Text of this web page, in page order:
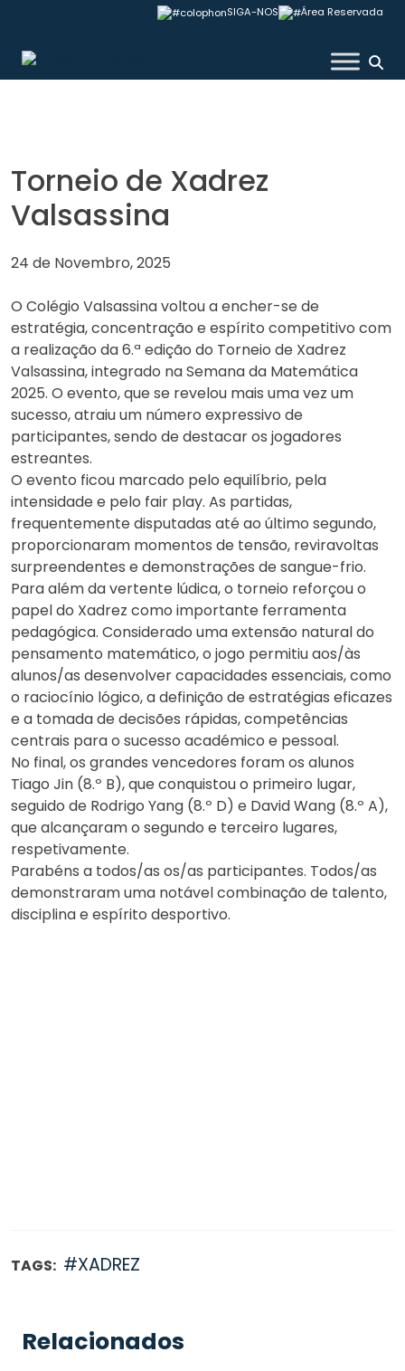
content
SIGA-NOS Área Reservada
Colégio Valsassina
Torneio de Xadrez
Valsassina
24 de Novembro, 2025
O Colégio Valsassina voltou a encher-se de
estratégia, concentração e espírito competitivo com
a realização da 6.ª edição do Torneio de Xadrez
Valsassina, integrado na Semana da Matemática
2025. O evento, que se revelou mais uma vez um
sucesso, atraiu um número expressivo de
participantes, sendo de destacar os jogadores
estreantes.
O evento ficou marcado pelo equilíbrio, pela
intensidade e pelo fair play. As partidas,
frequentemente disputadas até ao último segundo,
proporcionaram momentos de tensão, reviravoltas
surpreendentes e demonstrações de sangue-frio.
Para além da vertente lúdica, o torneio reforçou o
papel do Xadrez como importante ferramenta
pedagógica. Considerado uma extensão natural do
pensamento matemático, o jogo permitiu aos/às
alunos/as desenvolver capacidades essenciais, como
o raciocínio lógico, a definição de estratégias eficazes
e a tomada de decisões rápidas, competências
centrais para o sucesso académico e pessoal.
No final, os grandes vencedores foram os alunos
Tiago Jin (8.º B), que conquistou o primeiro lugar,
seguido de Rodrigo Yang (8.º D) e David Wang (8.º A),
que alcançaram o segundo e terceiro lugares,
respetivamente.
Parabéns a todos/as os/as participantes. Todos/as
demonstraram uma notável combinação de talento,
disciplina e espírito desportivo.
TAGS: #XADREZ
Relacionados